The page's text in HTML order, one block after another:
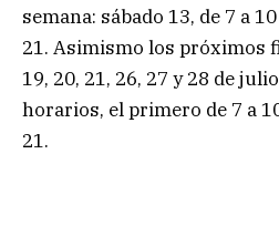
semana: sábado 13, de 7 a
21. Asimismo los próximos
19, 20, 21, 26, 27 y 28 de
horarios, el primero de 7 a
21.